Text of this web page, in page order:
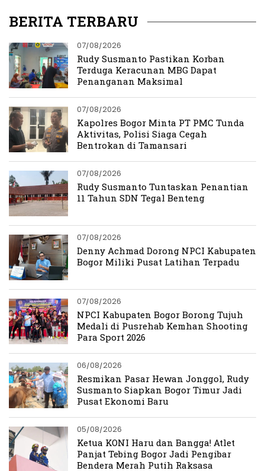
BERITA TERBARU
07/08/2026
Rudy Susmanto Pastikan Korban
Terduga Keracunan MBG Dapat
Penanganan Maksimal
07/08/2026
Kapolres Bogor Minta PT PMC Tunda
Aktivitas, Polisi Siaga Cegah
Bentrokan di Tamansari
07/08/2026
Rudy Susmanto Tuntaskan Penantian
11 Tahun SDN Tegal Benteng
07/08/2026
Denny Achmad Dorong NPCI Kabupaten
Bogor Miliki Pusat Latihan Terpadu
07/08/2026
NPCI Kabupaten Bogor Borong Tujuh
Medali di Pusrehab Kemhan Shooting
Para Sport 2026
06/08/2026
Resmikan Pasar Hewan Jonggol, Rudy
Susmanto Siapkan Bogor Timur Jadi
Pusat Ekonomi Baru
05/08/2026
Ketua KONI Haru dan Bangga! Atlet
Panjat Tebing Bogor Jadi Pengibar
Bendera Merah Putih Raksasa